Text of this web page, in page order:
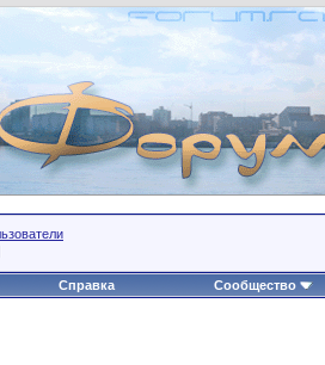
Справка Сообщество